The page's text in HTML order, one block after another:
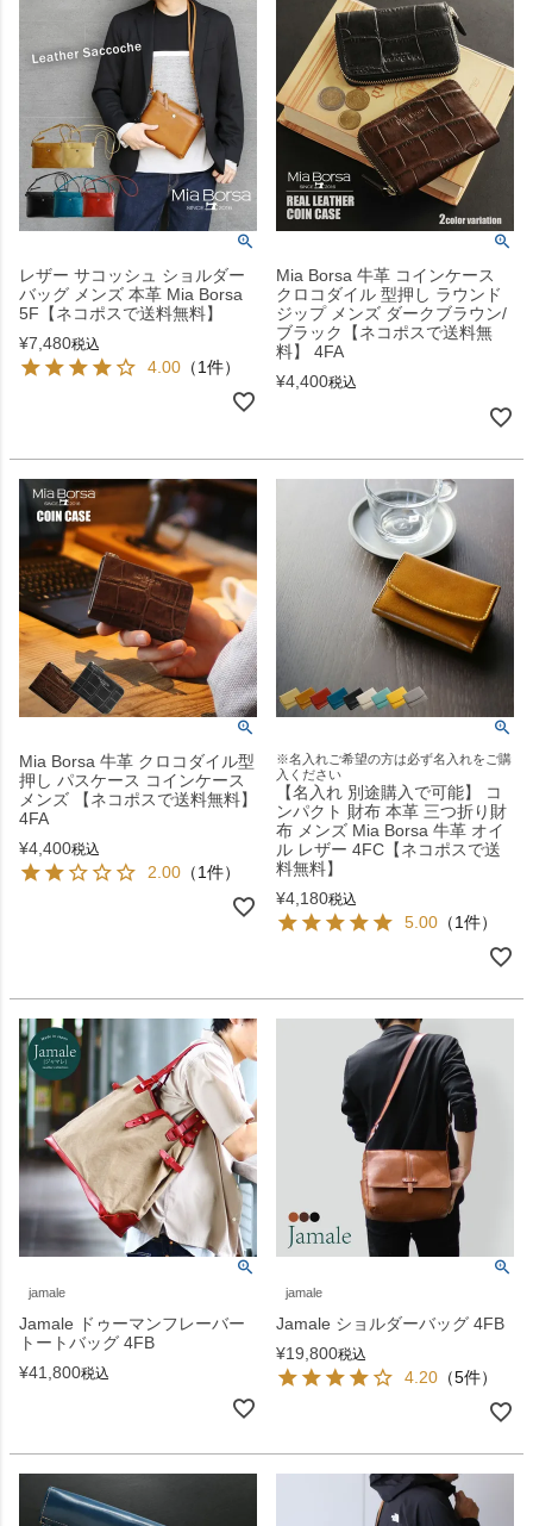
レザー サコッシュ ショルダー
バッグ メンズ 本革 Mia Borsa
5F【ネコポスで送料無料】
¥7,480税込
4.00 （1件）
Mia Borsa 牛革 コインケース
クロコダイル 型押し ラウンド
ジップ メンズ ダークブラウン/
ブラック【ネコポスで送料無
料】 4FA
¥4,400税込
Mia Borsa 牛革 クロコダイル型
押し パスケース コインケース
メンズ 【ネコポスで送料無料】
4FA
¥4,400税込
2.00 （1件）
※名入れご希望の方は必ず名入れをご購
入ください
【名入れ 別途購入で可能】 コ
ンパクト 財布 本革 三つ折り財
布 メンズ Mia Borsa 牛革 オイ
ル レザー 4FC【ネコポスで送
料無料】
¥4,180税込
5.00 （1件）
jamale
Jamale ドゥーマンフレーバー
トートバッグ 4FB
¥41,800税込
jamale
Jamale ショルダーバッグ 4FB
¥19,800税込
4.20 （5件）